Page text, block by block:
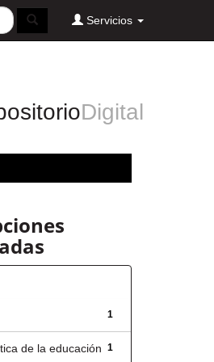
Servicios
Digital
1
1
de la educación